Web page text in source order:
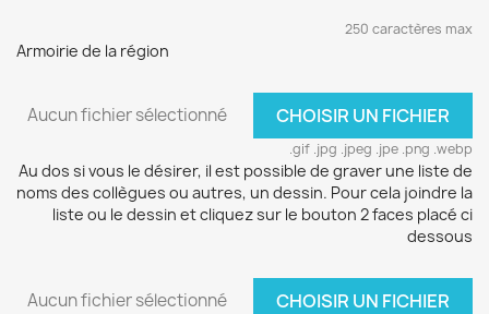
250 caractères max
Armoirie de la région
Aucun fichier sélectionné CHOISIR UN FICHIER
.gif .jpg .jpeg .jpe .png .webp
Au dos si vous le désirer, il est possible de graver une liste de
noms des collègues ou autres, un dessin. Pour cela joindre la
liste ou le dessin et cliquez sur le bouton 2 faces placé ci
dessous
Aucun fichier sélectionné CHOISIR UN FICHIER